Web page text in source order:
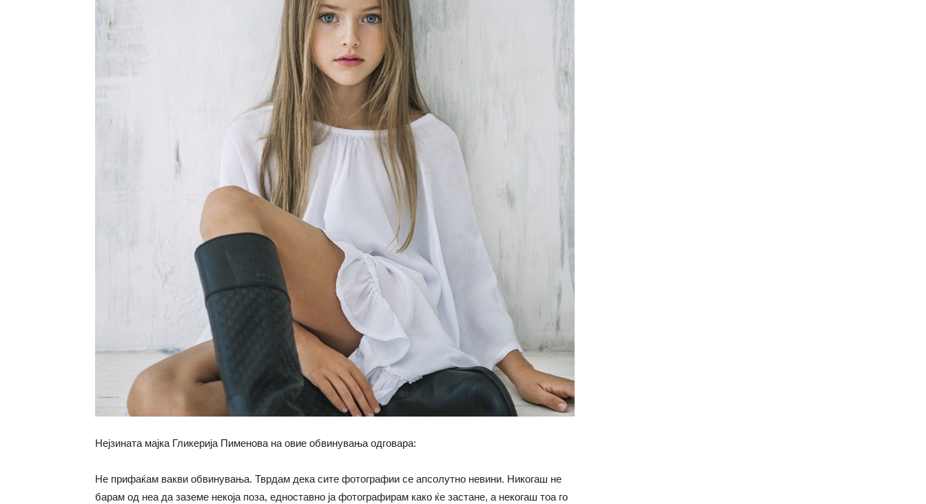
Нејзината мајка Гликерија Пименова на овие обвинувања одговара:
Не прифаќам вакви обвинувања. Тврдам дека сите фотографии се апсолутно невини. Никогаш не
барам од неа да заземе некоја поза, едноставно ја фотографирам како ќе застане, а некогаш тоа го